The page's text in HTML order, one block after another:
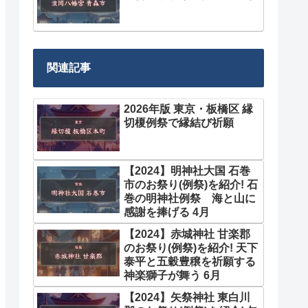
関連記事
2026年版 東京・板橋区 縁
切榎例祭で縁結び祈願
【2024】明神社大国 石巻
市のお祭り(例祭)を紹介! 石
巻の明神社例祭 海と山に
感謝を捧げる 4月
【2024】赤城神社 甘楽郡
のお祭り(例祭)を紹介! 天下
泰平と五穀豊穣を祈願する
神楽獅子が舞う 6月
【2024】矢祭神社 東白川